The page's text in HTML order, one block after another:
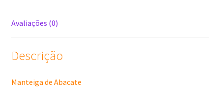
Avaliações (0)
Descrição
Manteiga de Abacate